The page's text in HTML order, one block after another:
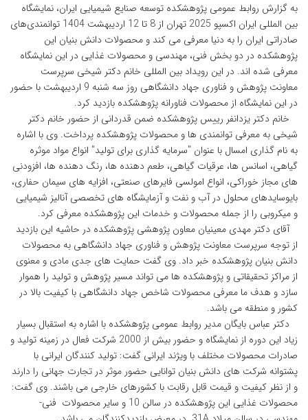
به گزارش روابط عمومی پژوهشکده توسعه صنایع شیمیایی ایران، نمایشگاه
بین المللی ایران اکسپو 2025 تهران از 8 تا 12 اردیبهشت 1404 توانمندی‌های
صادراتی ایران را به دنیا معرفی می کند و محصولات دانش بنیان این
پژوهشکده در دو بخش فنی، مهندسی و محصولات غذایی در این نمایشگاه
معرفی شده اند. در این رویداد بین المللی خانم دکتر شیخی سرپرست
معاونت پژوهش و فناوری جهاد دانشگاهی روز سه شنبه 9 اردیبهشت با حضور
در این نمایشگاه از محصولات فناورانه پژوهشکده بازدید کرد.
خانم دکتر یزدانفر رییس پژوهشکده ضمن قدردانی از حضور خانم دکتر
شیخی به معرفی توانمندی ها و محصولات پژوهشکده پرداخت. وی با اشاره
به نام گذاری امسال با عنوان "سرمایه گذاری برای تولید" انواع مواد موثره
گیاهی، اسانس ها، عرقیات گیاهی، طعم دهنده ها، رنگ دهنده ها، افزودنی
های مجاز خوراکی، انواع امولسی فایرهای صنعتی، افزایه های سیمان حفاری،
بایوسایدهای محلول در آب و نفت و آزمایشگاه های تخصصی آنالیز شیمیایی
و میکروبی را از جمله محصولات و خدمات این پژوهشکده معرفی کرد.
آقای دکتر مهدی معینیان معاون پژوهشی پژوهشکده در حاشیه این بازدید
از توجه سرپرست معاونت پژوهش و فناوری جهاد دانشگاهی به محصولات
دانش بنیان پژوهشکده خبر داد. وی گفت حمایت های جدی مادی و معنوی
از مراکز تحقیقاتی و پژوهشکده ها می تواند مسیر پژوهش و تولید را هموار
سازد و هدف ما معرفی محصولات شاخص جهاد دانشگاهی با کیفیت بالا در
کشور و منطقه می باشد.
دکتر عباس بایگان مدیر روابط عمومی پژوهشکده با اشاره به استقبال بسیار
زیاد این دوره از نمایشگاه و حضور بیش از 2000 شرکت فعال در زمینه تولید و
صادرات محصولات مختلف با ویژند ایرانی گفت: تولید کنندگان ایرانی با
پشتوانه شرکت های دانش بنیان توانایی حضور موثر در تجارت جهانی را دارند
و از نظر کیفیت و قیمت قابل رقابت با کشورهای خارجی می باشند. وی گفت:
محصولات غذایی این پژوهشکده در سالن 10 و سایر محصولات فنی-